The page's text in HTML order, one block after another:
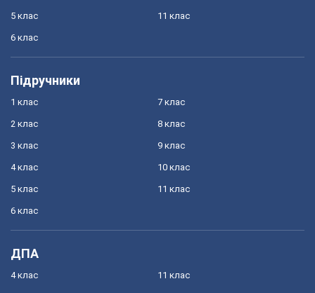
5 клас
6 клас
11 клас
Підручники
1 клас
2 клас
3 клас
4 клас
5 клас
6 клас
7 клас
8 клас
9 клас
10 клас
11 клас
ДПА
4 клас 11 клас